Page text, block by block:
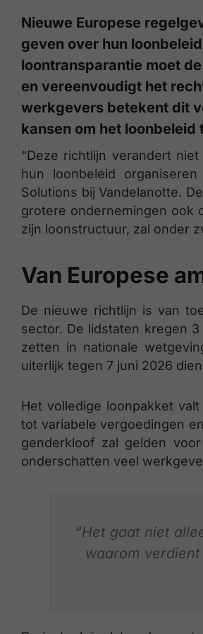
Nieuwe Europese
geven over hun
loontransparantie moet
en vereenvoudigt het
werkgevers betekent dit
kansen om het
“Deze richtlijn verandert
hun loonbeleid
Solutions bij Vandelanotte.
grotere ondernemingen ook
zijn loonstructuur, zal onder
Van Europese
De nieuwe richtlijn is van
sector. De lidstaten kregen
zetten in nationale
uiterlijk tegen 7 juni 2026
Het volledige loonpakket
tot variabele vergoedingen
genderkloof zal gelden
onderschatten veel
“Het gaat niet
waarom